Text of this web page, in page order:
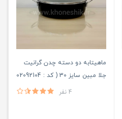
ماهیتابه دو دسته چدن گرانیت
جلا مبین سایز 30 ( کد : 02092104
4 نفر